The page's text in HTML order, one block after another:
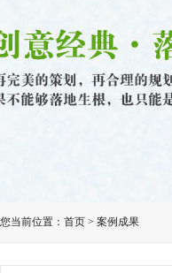
您当前位置： 首页 > 案例成果